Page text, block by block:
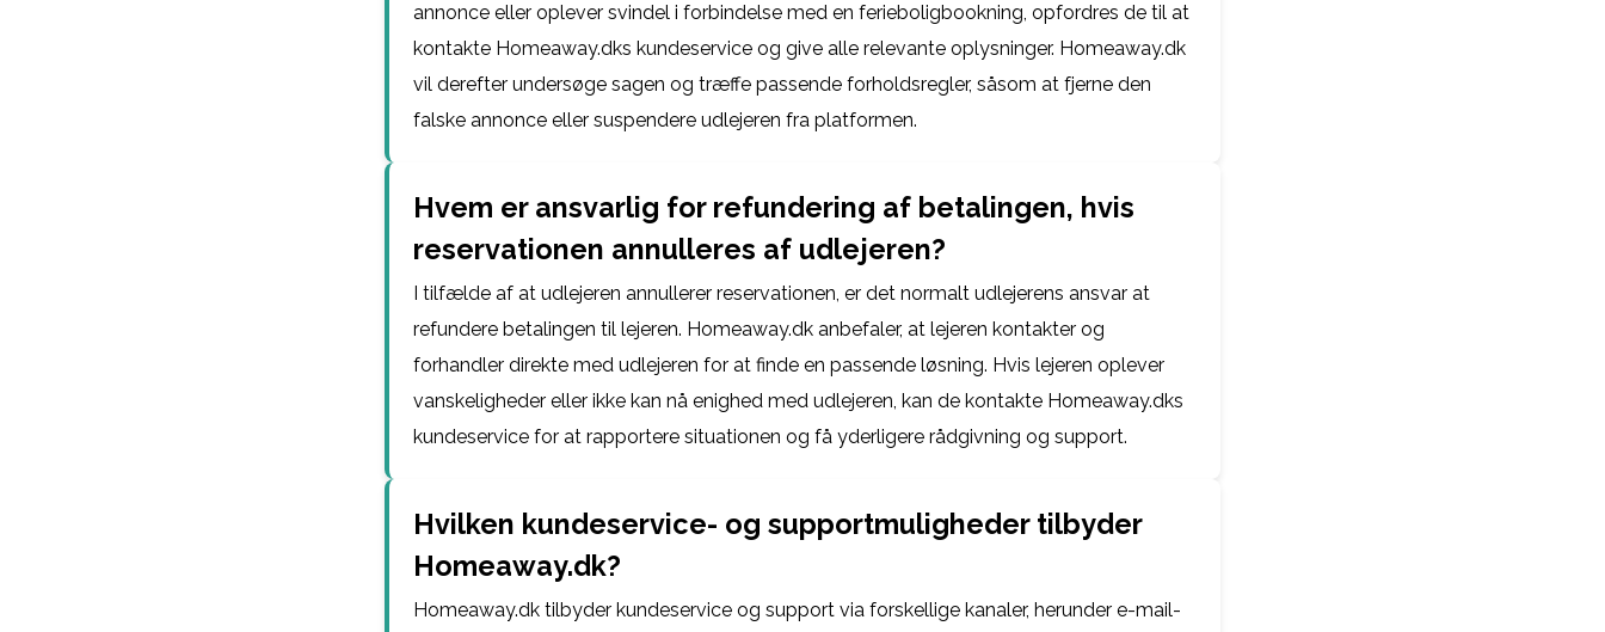
annonce eller oplever svindel i forbindelse med en ferieboligbookning, opfordres de til at
kontakte Homeaway.dks kundeservice og give alle relevante oplysninger. Homeaway.dk
vil derefter undersøge sagen og træffe passende forholdsregler, såsom at fjerne den
falske annonce eller suspendere udlejeren fra platformen.
Hvem er ansvarlig for refundering af betalingen, hvis
reservationen annulleres af udlejeren?
I tilfælde af at udlejeren annullerer reservationen, er det normalt udlejerens ansvar at
refundere betalingen til lejeren. Homeaway.dk anbefaler, at lejeren kontakter og
forhandler direkte med udlejeren for at finde en passende løsning. Hvis lejeren oplever
vanskeligheder eller ikke kan nå enighed med udlejeren, kan de kontakte Homeaway.dks
kundeservice for at rapportere situationen og få yderligere rådgivning og support.
Hvilken kundeservice- og supportmuligheder tilbyder
Homeaway.dk?
Homeaway.dk tilbyder kundeservice og support via forskellige kanaler, herunder e-mail-